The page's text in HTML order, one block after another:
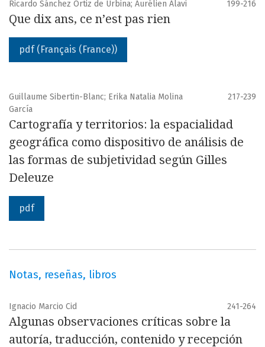
Ricardo Sánchez Ortiz de Urbina; Aurélien Alavi 199-216
Que dix ans, ce n’est pas rien
pdf (Français (France))
Guillaume Sibertin-Blanc; Erika Natalia Molina
García
217-239
Cartografía y territorios: la espacialidad
geográfica como dispositivo de análisis de
las formas de subjetividad según Gilles
Deleuze
pdf
Notas, reseñas, libros
Ignacio Marcio Cid 241-264
Algunas observaciones críticas sobre la
autoría, traducción, contenido y recepción